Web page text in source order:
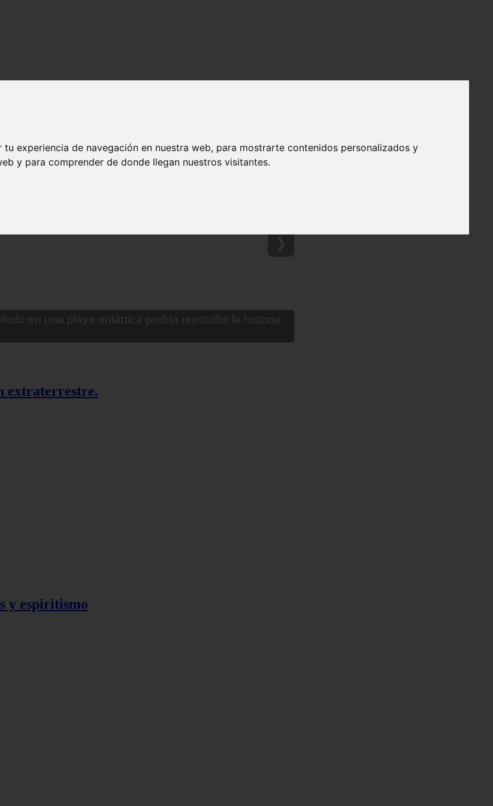
experiencia de navegación en nuestra web, para mostrarte contenidos personalizados y
y para comprender de donde llegan nuestros visitantes.
de calidad en mundogore.com.
miedo: Perro fiel
extraterrestre.
y espiritismo